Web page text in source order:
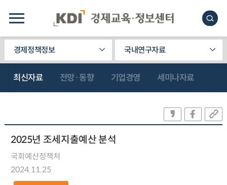
경제정책정보 국내연구자료
최신자료 전망·동향 기업경영 세미나자료
2025년 조세지출예산 분석
국회예산정책처
2024.11.25